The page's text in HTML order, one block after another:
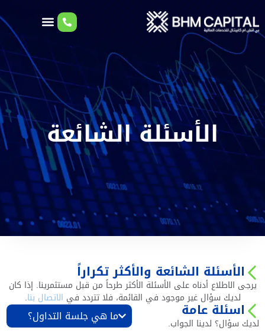
الأسئلة الشائعة
الأسئلة الشائعة والأكثر تكراراً
يرجى الاطلاع أدناه على الأسئلة الأكثر طرحاً من قبل مستثمرينا. إذا كان
لديك سؤال غير موجود في القائمة، فلا تتردد في الاتصال بنا.
اسئلة عامة
لديك سؤال؟ لدينا الجواب. ما هي جلسة التداول؟